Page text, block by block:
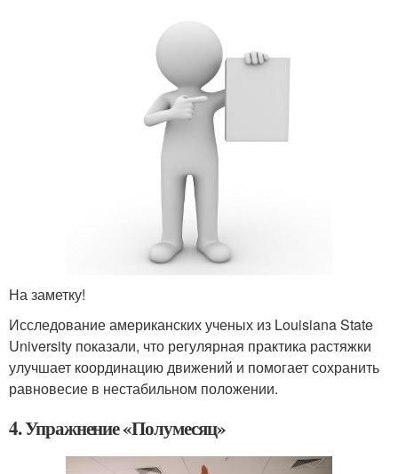
На заметку!
Исследование американских ученых из Louisiana State
University показали, что регулярная практика растяжки
улучшает координацию движений и помогает сохранить
равновесие в нестабильном положении.
4. Упражнение «Полумесяц»